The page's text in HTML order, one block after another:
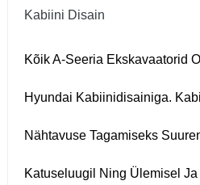
Kabiini Disain
Kõik A-Seeria Ekskavaatorid
Hyundai Kabiinidisainiga.
Nähtavuse Tagamiseks
Katuseluugil Ning Ülemisel